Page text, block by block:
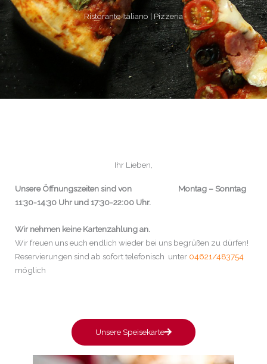
Ristorante Italiano | Pizzeria
Ihr Lieben,
Unsere Öffnungszeiten sind von Montag – Sonntag
11:30-14:30 Uhr und 17:30-22:00 Uhr.
Wir nehmen keine Kartenzahlung an.
Wir freuen uns euch endlich wieder bei uns begrüßen zu dürfen!
Reservierungen sind ab sofort telefonisch unter 04621/483754
möglich
Unsere Speisekarte